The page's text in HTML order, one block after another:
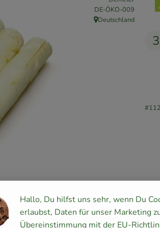
, Kontrollstelle:
DE-ÖKO-009
, Herkunft:
Deutschland
passenden Rezepte
Hallo, Du hilfst uns sehr, wenn Du
erlaubst, Daten für unser Marketing
Übereinstimmung mit der EU-